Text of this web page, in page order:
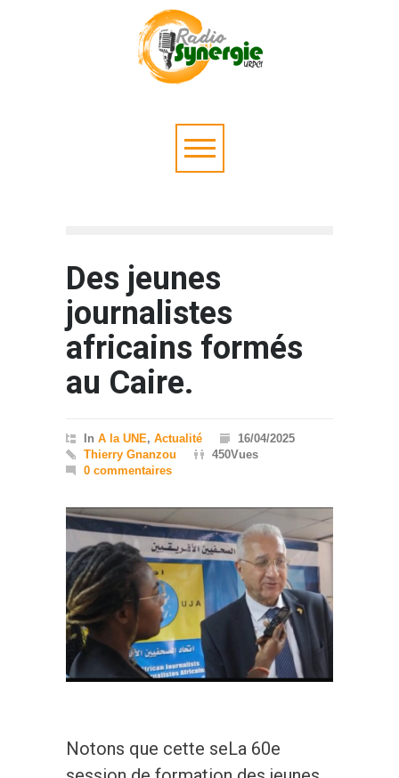
Des jeunes
journalistes
africains formés
au Caire.
In A la UNE, Actualité
16/04/2025
Thierry Gnanzou
450Vues
0 commentaires
Notons que cette seLa 60e